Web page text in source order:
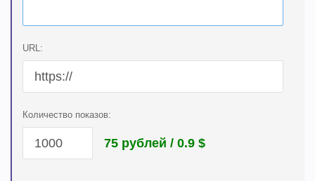
URL:
Количество показов:
75 рублей / 0.9 $